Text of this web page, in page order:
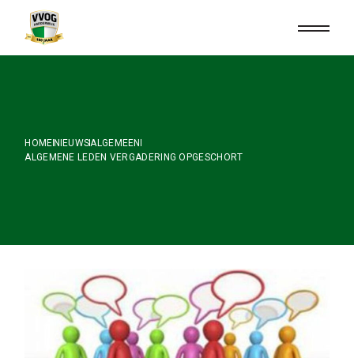
content
HOME NIEUWSALGEMEEN
ALGEMENE LEDEN VERGADERING OPGESCHORT